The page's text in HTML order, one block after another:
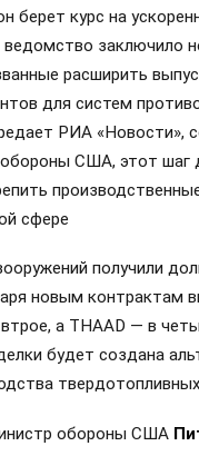
берет курс на
ведомство заключило
расширить
для систем
РИА «Новости»,
США, этот шаг
сфере
получили
новым контрактам
а THAAD — в
будет создана
обороны США